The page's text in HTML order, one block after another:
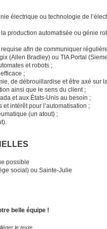
électrique ou technologie de
production automatisée ou génie
afin de communiquer
(Allen Bradley) ou TIA Portal
et robots ;
;
de débrouillardise et être axé sur
ainsi que le sens du client ;
et aux États-Unis au besoin ;
intérêt pour l’automatisation ;
(un atout) ;
possible
social) ou Sainte-Julie
belle équipe !
le texte.